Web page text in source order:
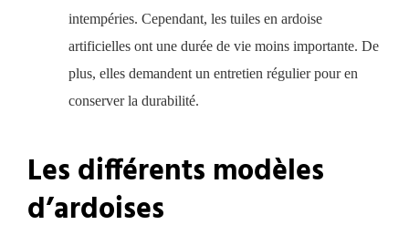
intempéries. Cependant, les tuiles en ardoise
artificielles ont une durée de vie moins importante. De
plus, elles demandent un entretien régulier pour en
conserver la durabilité.
Les différents modèles
d’ardoises